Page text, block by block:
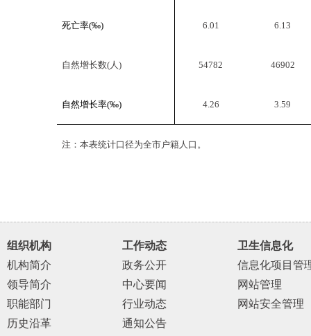
死亡率(‰) 6.01 6.13
自然增长数(人) 54782 46902
自然增长率(‰) 4.26 3.59
注：本表统计口径为全市户籍人口。
组织机构
机构简介
领导简介
职能部门
历史沿革
工作动态
政务公开
中心要闻
行业动态
通知公告
卫生信息化
信息化项目管
网站管理
网站安全管理